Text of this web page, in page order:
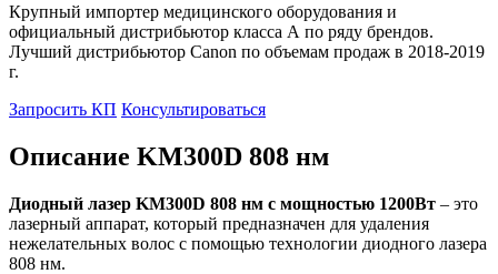
Крупный импортер медицинского оборудования и
официальный дистрибьютор класса А по ряду брендов.
Лучший дистрибьютор Canon по объемам продаж в 2018-2019
г.
Запросить КП Консультироваться
Описание KM300D 808 нм
Диодный лазер KM300D 808 нм с мощностью 1200Вт – это
лазерный аппарат, который предназначен для удаления
нежелательных волос с помощью технологии диодного лазера
808 нм.